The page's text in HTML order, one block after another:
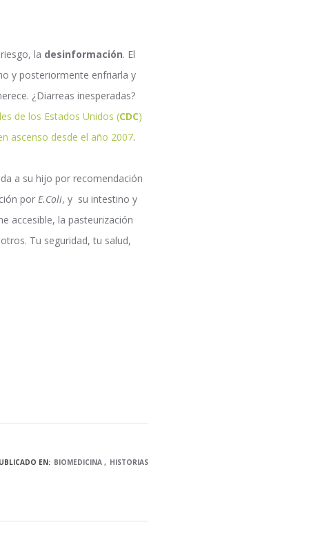
la desinformación. El
y posteriormente enfriarla y
¿Diarreas inesperadas?
de los Estados Unidos (CDC)
ascenso desde el año 2007.
a su hijo por recomendación
por E.Coli, y su intestino y
accesible, la pasteurización
Tu seguridad, tu salud,
EN: BIOMEDICINA HISTORIAS